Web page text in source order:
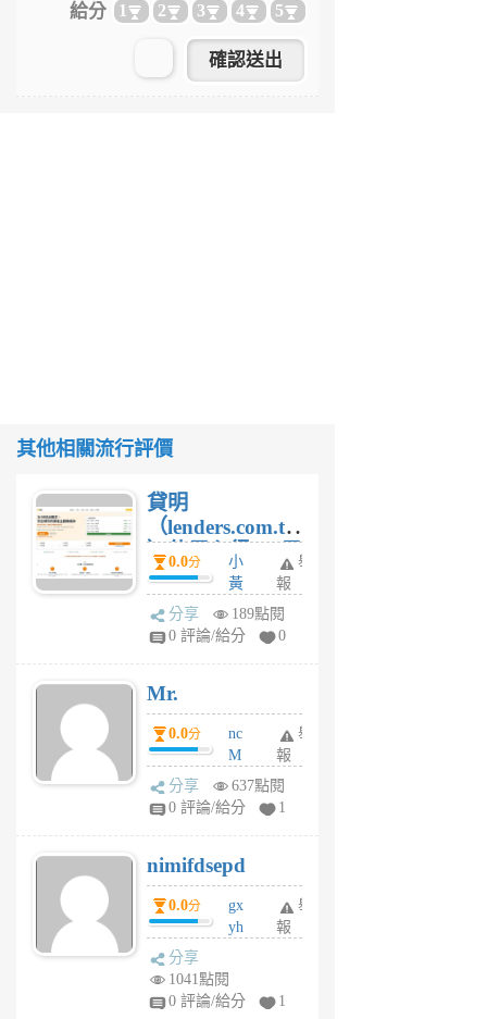
給分 1 2 3 4 5
其他相關流行評價
貸明
（lenders.com.tw
）使用心得 — 民
間貸款比較平台
體驗
0.0分
小
黃
蜂
1
舉
報
分享
189點閱
0 評論/給分
0
Mr.
0.0分
nc
M
U
F
U
5
個
月
舉
報
分享
637點閱
0 評論/給分
1
nimifdsepd
0.0分
gx
yh
jl
舉
報
分享
1041點閱
0 評論/給分
1